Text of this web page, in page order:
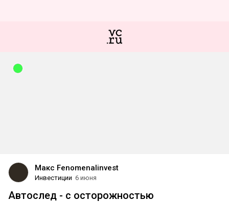
Макс Fenomenalinvest
Инвестиции 6 июня
Автослед - с осторожностью